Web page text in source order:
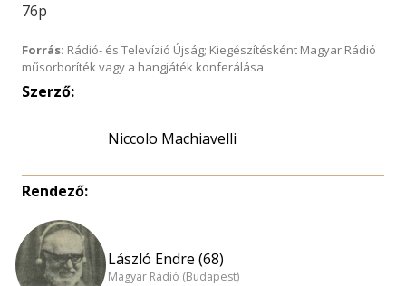
76p
Forrás: Rádió- és Televízió Újság; Kiegészítésként Magyar Rádió
műsorboríték vagy a hangjáték konferálása
Szerző:
Niccolo Machiavelli
Rendező:
László Endre (68)
Magyar Rádió (Budapest)